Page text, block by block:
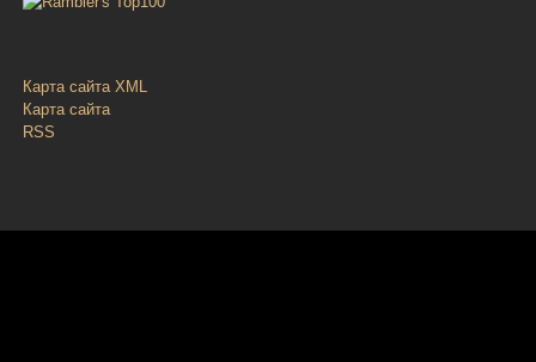
Карта сайта XML
Карта сайта
RSS